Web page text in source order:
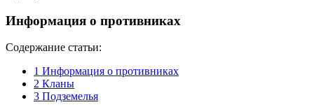
Информация о противниках
Содержание статьи:
1 Информация о противниках
2 Кланы
3 Подземелья